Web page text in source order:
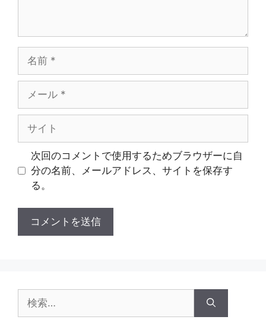
ル
次回のコメントで使用するためブラウザーに自
分の名前、メールアドレス、サイトを保存す
る。
索: